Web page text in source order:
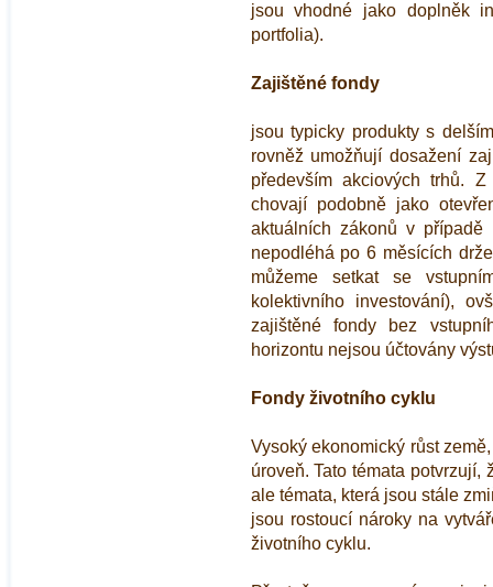
jsou vhodné jako doplněk
portfolia).
Zajištěné fondy
jsou typicky produkty s
rovněž umožňují dosažení
především akciových trhů.
chovají podobně jako
aktuálních zákonů v případě
nepodléhá po 6 měsících
můžeme setkat se
kolektivního investování),
zajištěné fondy bez
horizontu nejsou účtovány
Fondy životního cyklu
Vysoký ekonomický růst
úroveň. Tato témata
ale témata, která jsou stále
jsou rostoucí nároky na
životního cyklu.